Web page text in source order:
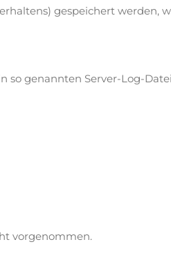
gespeichert werden,
genannten Server-Log-
vorgenommen.